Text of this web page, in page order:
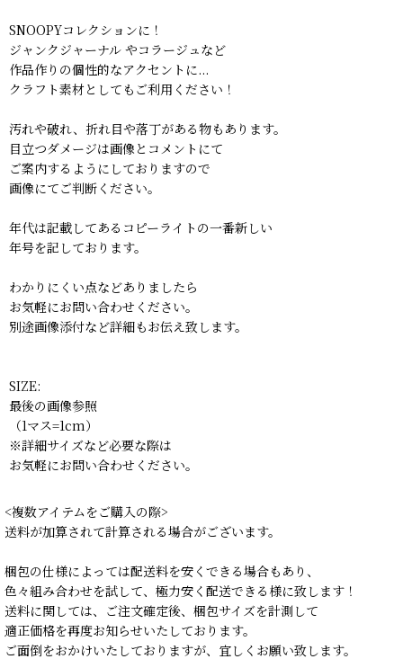
SNOOPYコレクションに！
ジャンクジャーナル やコラージュなど
作品作りの個性的なアクセントに...
クラフト素材としてもご利用ください！
汚れや破れ、折れ目や落丁がある物もあります。
目立つダメージは画像とコメントにて
ご案内するようにしておりますので
画像にてご判断ください。
年代は記載してあるコピーライトの一番新しい
年号を記しております。
わかりにくい点などありましたら
お気軽にお問い合わせください。
別途画像添付など詳細もお伝え致します。
SIZE:
最後の画像参照
（1マス=1cm）
※詳細サイズなど必要な際は
お気軽にお問い合わせください。
<複数アイテムをご購入の際>
送料が加算されて計算される場合がございます。
梱包の仕様によっては配送料を安くできる場合もあり、
色々組み合わせを試して、極力安く配送できる様に致します！
送料に関しては、ご注文確定後、梱包サイズを計測して
適正価格を再度お知らせいたしております。
ご面倒をおかけいたしておりますが、宜しくお願い致します。